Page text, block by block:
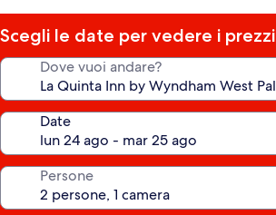
stelle
Scegli le date per vedere i prezzi
Dove vuoi andare?
Date
Persone